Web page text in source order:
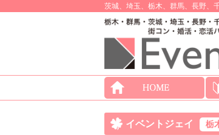
茨城、埼玉、栃木、群馬、長野、
イベントジェイ 栃